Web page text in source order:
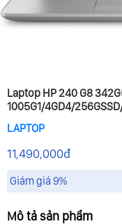
Laptop HP 240 G8
1005G1/4GD4/
LAPTOP
11,490,000đ
Giám giá 9%
Mô tả sản phẩm